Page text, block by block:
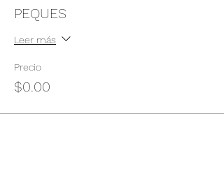
PEQUES
Leer más
Precio
$0.00